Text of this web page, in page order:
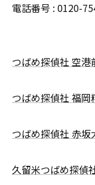
電話番号 : 0120-
つばめ探偵社 空
つばめ探偵社 福
つばめ探偵社 赤
久留米つばめ探偵